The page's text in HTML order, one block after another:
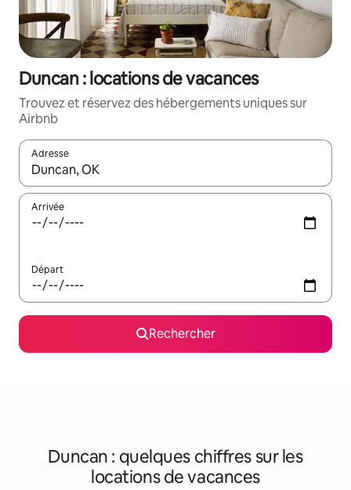
Duncan : locations de vacances
Trouvez et réservez des hébergements uniques sur
Airbnb
Adresse
Lorsque les résultats s'affichent, utilisez les flèches vers le
Arrivée
Départ
Rechercher
Duncan : quelques chiffres sur les
locations de vacances